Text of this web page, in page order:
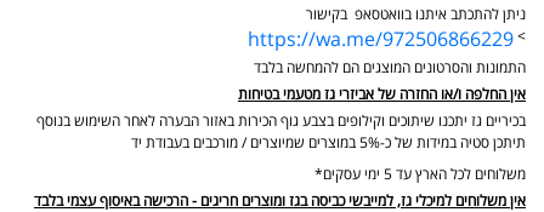
ניתן להתכתב איתנו בוואטסאפ בקישור
>
https://wa.me/972506866229
התמונות והסרטונים המוצגים הם להמחשה בלבד
אין החלפה ו/או החזרה של אביזרי גז מטעמי בטיחות
בכיריים גז יתכנו שיתוכים וקילופים בצבע גוף הכירות באזור הבערה לאחר השימוש בנוסף
תיתכן סטיה במידות של כ-5% במוצרים שמיוצרים / מורכבים בעבודת יד
משלוחים לכל הארץ עד 5 ימי עסקים*
אין משלוחים למיכלי גז, למייבשי כביסה בגז ומוצרים חריגים - הרכישה באיסוף עצמי בלבד